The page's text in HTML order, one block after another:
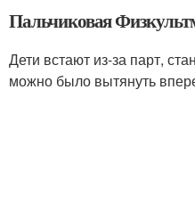
Пальчиковая
Дети встают из-за парт,
можно было вытянуть